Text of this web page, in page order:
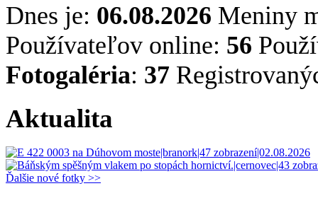
Dnes je: 06.08.2026 Meniny
Používateľov online: 56
Fotogaléria: 37
Aktualita
Ďalšie nové fotky >>